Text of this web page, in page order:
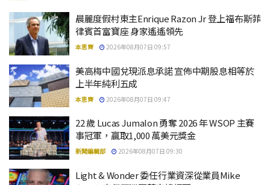
晨麗度假村東主Enrique Razon Jr 登上福布斯菲
律賓首富寶座 身家遙遙領先
本思齊 2026年08月07日 09:57
美高梅中國兌現派息承諾 宣佈中期股息相等於
上半年純利五成
本思齊 2026年08月07日 09:47
22 歲 Lucas Jumalon 勇奪 2026 年 WSOP 主賽
事冠軍，贏取1,000 萬美元獎金
新聞編輯部 2026年08月07日 09:30
Light & Wonder 委任行業資深從業員Mike